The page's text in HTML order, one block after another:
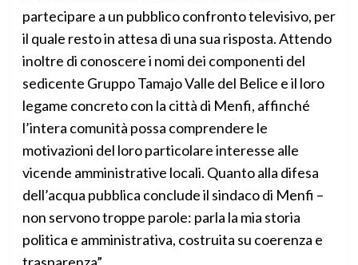
partecipare a un pubblico confronto televisivo, per
il quale resto in attesa di una sua risposta. Attendo
inoltre di conoscere i nomi dei componenti del
sedicente Gruppo Tamajo Valle del Belice e il loro
legame concreto con la città di Menfi, affinché
l’intera comunità possa comprendere le
motivazioni del loro particolare interesse alle
vicende amministrative locali. Quanto alla difesa
dell’acqua pubblica conclude il sindaco di Menfi –
non servono troppe parole: parla la mia storia
politica e amministrativa, costruita su coerenza e